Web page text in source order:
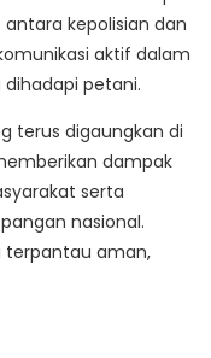
kepolisian dan
aktif dalam
petani.
terus digaungkan di
dampak
serta
nasional.
terpantau aman,